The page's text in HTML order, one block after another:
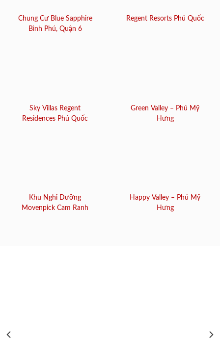
Chung Cư Blue Sapphire
Bình Phú, Quận 6
Regent Resorts Phú Quốc
Sky Villas Regent
Residences Phú Quốc
Green Valley – Phú Mỹ
Hưng
Khu Nghỉ Dưỡng
Movenpick Cam Ranh
Happy Valley – Phú Mỹ
Hưng